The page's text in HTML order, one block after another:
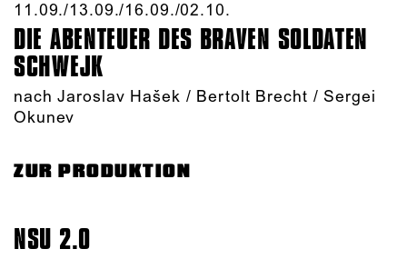
11.09./​13.09./​16.09./​02.10.​
DIE ABENTEUER DES BRAVEN SOLDATEN
SCHWEJK
nach Jaroslav Hašek / Bertolt Brecht / Sergei
Okunev
ZUR PRODUKTION
NSU 2.0